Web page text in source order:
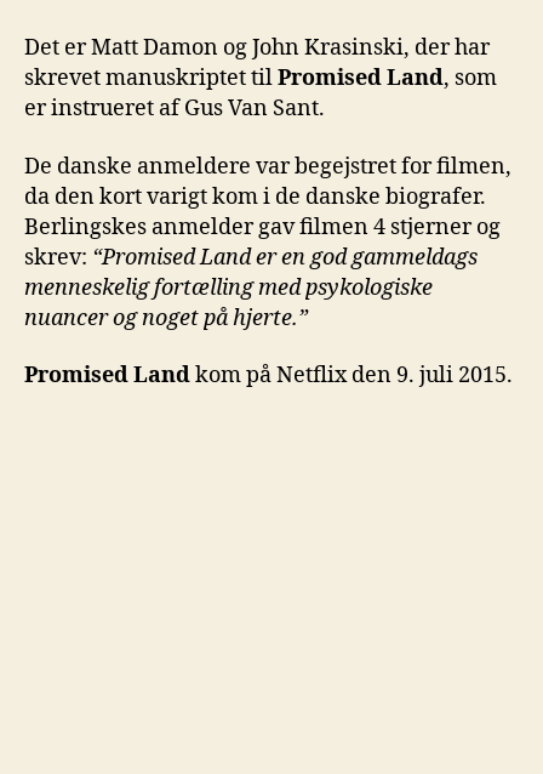
Det er Matt Damon og John Krasinski, der har
skrevet manuskriptet tilPromised Land, som
er instrueret af Gus Van Sant.
De danske anmeldere var begejstret for filmen,
da den kort varigt kom i de danske biografer.
Berlingskes anmelder gav filmen 4 stjerner og
skrev: “Promised Land er en god gammeldags
menneskelig fortælling med psykologiske
nuancer og noget på hjerte.”
Promised Landkom på Netflix den 9. juli 2015.